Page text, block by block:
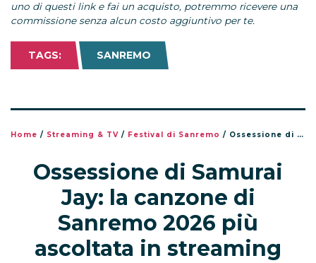
uno di questi link e fai un acquisto, potremmo ricevere una
commissione senza alcun costo aggiuntivo per te.
TAGS: SANREMO
Home / Streaming & TV / Festival di Sanremo / Ossessione di Samurai Jay: la canzone di Sanremo 2026 più ascoltata in streaming
Ossessione di Samurai
Jay: la canzone di
Sanremo 2026 più
ascoltata in streaming